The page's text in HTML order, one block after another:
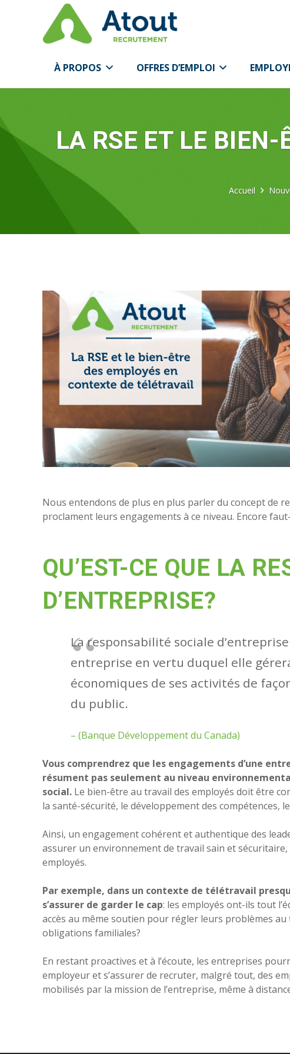
À PROPOS OFFRES D’EMPLOI
LA RSE ET LE BIEN-
Accueil
Nous entendons de plus en plus parler du concept de
proclament leurs engagements à ce niveau. Encore
QU’EST-CE QUE LA
D’ENTREPRISE?
La responsabilité sociale
entreprise en vertu duquel elle
économiques de ses activités de
du public.
– (Banque Développement du Canada)
Vous comprendrez que les engagements d’une
résument pas seulement au niveau
social. Le bien-être au travail des employés doit être
la santé-sécurité, le développement des compétences,
Ainsi, un engagement cohérent et authentique des
assurer un environnement de travail sain et
employés.
Par exemple, dans un contexte de télétravail
s’assurer de garder le cap: les employés ont-ils tout
accès au même soutien pour régler leurs problèmes
obligations familiales?
En restant proactives et à l’écoute, les entreprises
employeur et s’assurer de recruter, malgré tout, des
mobilisés par la mission de l’entreprise, même à